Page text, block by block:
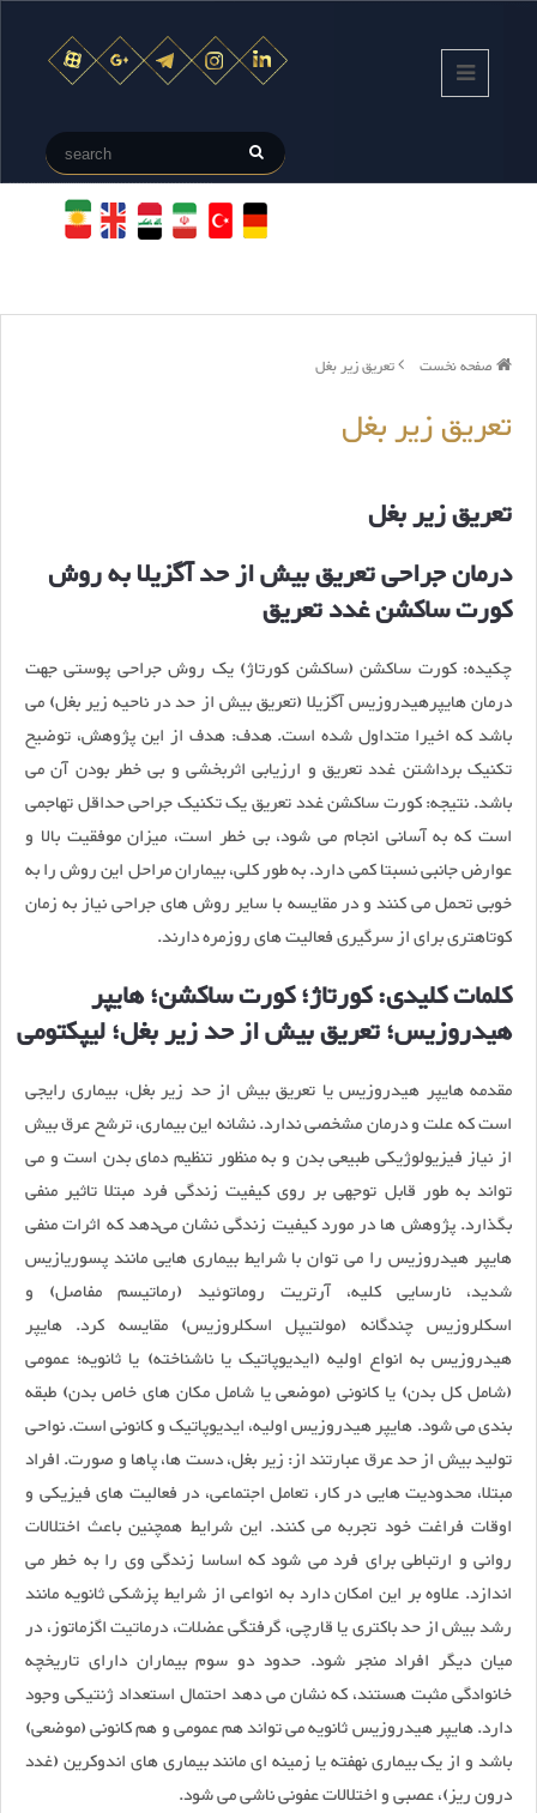
صفحه نخست تعریق زیر بغل
تعریق زیر بغل
تعریق زیر بغل
درمان جراحی تعریق بیش از حد آگزیلا به روش
کورت ساکشن غدد تعریق
چکیده: کورت ساکشن (ساکشن کورتاژ) یک روش جراحی پوستی جهت
درمان هایپرهیدروزیس آگزیلا (تعریق بیش از حد در ناحیه زیر بغل) می
باشد که اخیرا متداول شده است. هدف: هدف از این پژوهش، توضیح
تکنیک برداشتن غدد تعریق و ارزیابی اثربخشی و بی خطر بودن آن می
باشد. نتيجه: کورت ساکشن غدد تعریق یک تکنیک جراحی حداقل تهاجمی
است که به آسانی انجام می شود، بی خطر است، میزان موفقیت بالا و
عوارض جانبی نسبتا کمی دارد. به طور کلی، بیماران مراحل این روش را به
خوبی تحمل می کنند و در مقایسه با سایر روش های جراحی نیاز به زمان
کوتاهتری برای از سرگیری فعالیت های روزمره دارند.
کلمات کلیدی: کورتاژ؛ کورت ساکشن؛ هایپر
هیدروزیس؛ تعریق بیش از حد زیر بغل؛ لیپکتومی
مقدمه هایپر هیدروزیس یا تعریق بیش از حد زیر بغل، بیماری رایجی
است که علت و درمان مشخصی ندارد. نشانه‌ این بیماری، ترشح عرق بیش
از نیاز فیزیولوژیکی طبیعی بدن و به منظور تنظیم دمای بدن است و می
تواند به طور قابل توجهی بر روی کیفیت زندگی فرد مبتلا تاثیر منفی
بگذارد. پژوهش ها در مورد کیفیت زندگی نشان می‌دهد که اثرات منفی
هایپر هیدروزیس را می توان با شرایط بیماری هایی مانند پسوریازیس
شدید، نارسایی کلیه، آرتریت روماتوئید (رماتیسم مفاصل) و
اسکلروزیس چندگانه (مولتیپل اسکلروزیس) مقایسه کرد. هایپر
هیدروزیس به انواع اولیه (ایدیوپاتیک یا ناشناخته) یا ثانویه؛ عمومی
(شامل کل بدن) یا کانونی (موضعی یا شامل مکان های خاص بدن) طبقه
بندی می شود. هایپر هیدروزیس اولیه، ایدیوپاتیک و کانونی است. نواحی
تولید بیش از حد عرق عبارتند از: زیر بغل، دست ها، پاها و صورت. افراد
مبتلا، محدودیت هایی در کار، تعامل اجتماعی، در فعالیت های فیزیکی و
اوقات فراغت خود تجربه می کنند. این شرایط همچنین باعث اختلالات
روانی و ارتباطی برای فرد می شود که اساسا زندگی وی را به خطر می
اندازد. علاوه بر این امکان دارد به انواعی از شرایط پزشکی ثانویه مانند
رشد بیش از حد باکتری یا قارچی، گرفتگی عضلات، درماتیت اگزماتوز، در
میان دیگر افراد منجر شود. حدود دو سوم بیماران دارای تاریخچه
خانوادگی مثبت هستند، که نشان می دهد احتمال استعداد ژنتیکی وجود
دارد. هایپر هیدروزیس ثانویه می تواند هم عمومی و هم کانونی (موضعی)
باشد و از یک بیماری نهفته یا زمینه ای مانند بیماری های اندوکرین (غدد
درون ریز)، عصبی و اختلالات عفونی ناشی می شود.